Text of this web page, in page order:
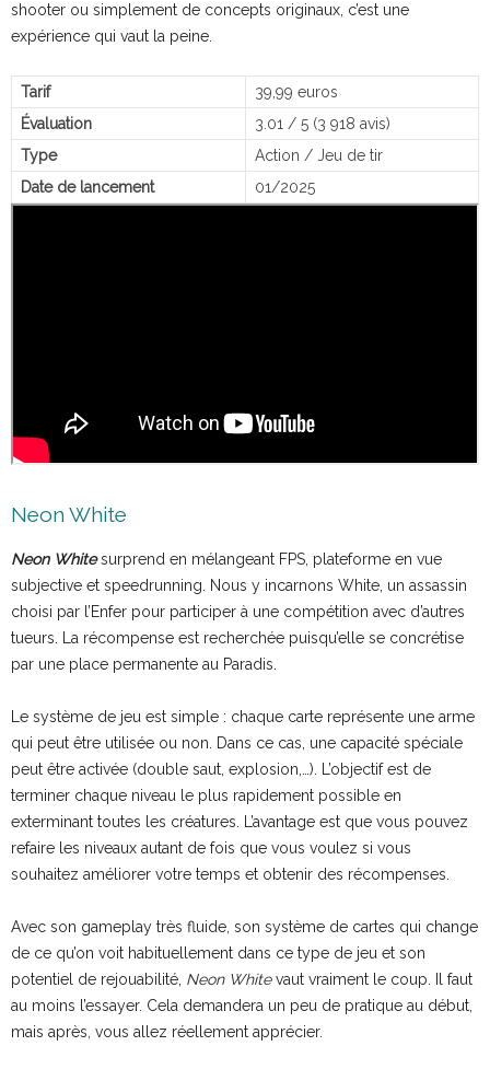
shooter ou simplement de concepts originaux, c’est une
expérience qui vaut la peine.
Tarif
39,99 euros
Évaluation
3.01 / 5 (3 918 avis)
Type
Action / Jeu de tir
Date de lancement
01/2025
Neon White
Neon Whitesurprend en mélangeant FPS, plateforme en vue
subjective et speedrunning. Nous y incarnons White, un assassin
choisi par l’Enfer pour participer à une compétition avec d’autres
tueurs. La récompense est recherchée puisqu’elle se concrétise
par une place permanente au Paradis.
Le système de jeu est simple : chaque carte représente une arme
qui peut être utilisée ou non. Dans ce cas, une capacité spéciale
peut être activée (double saut, explosion,…). L’objectif est de
terminer chaque niveau le plus rapidement possible en
exterminant toutes les créatures. L’avantage est que vous pouvez
refaire les niveaux autant de fois que vous voulez si vous
souhaitez améliorer votre temps et obtenir des récompenses.
Avec son gameplay très fluide, son système de cartes qui change
de ce qu’on voit habituellement dans ce type de jeu et son
potentiel de rejouabilité, Neon Whitevaut vraiment le coup. Il faut
au moins l’essayer. Cela demandera un peu de pratique au début,
mais après, vous allez réellement apprécier.